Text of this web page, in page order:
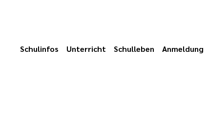
Schulinfos Unterricht Schulleben Anmeldung